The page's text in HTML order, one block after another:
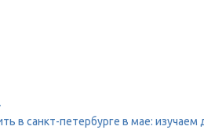
в санкт-петербурге в мае: